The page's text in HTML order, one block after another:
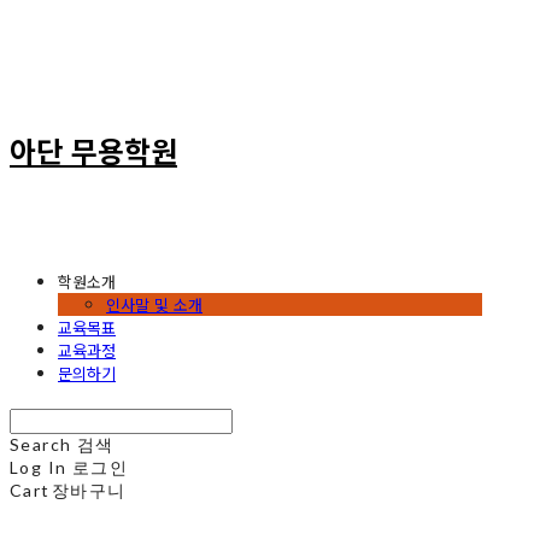
아단 무용학원
학원소개
인사말 및 소개
교육목표
교육과정
문의하기
Search 검색
Log In 로그인
Cart 장바구니